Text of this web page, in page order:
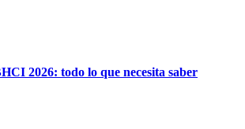
2026: todo lo que necesita saber